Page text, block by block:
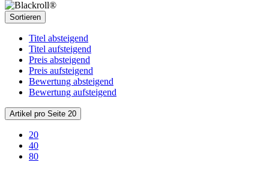
Sortieren
Titel absteigend
Titel aufsteigend
Preis absteigend
Preis aufsteigend
Bewertung absteigend
Bewertung aufsteigend
Artikel pro Seite 20
20
40
80